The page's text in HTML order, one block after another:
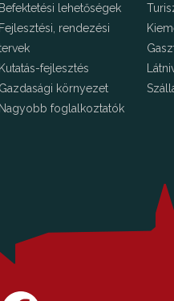
Befektetési lehetőségek
Fejlesztési, rendezési
Kutatás-fejlesztés
Gazdasági környezet
Nagyobb foglalkoztatók